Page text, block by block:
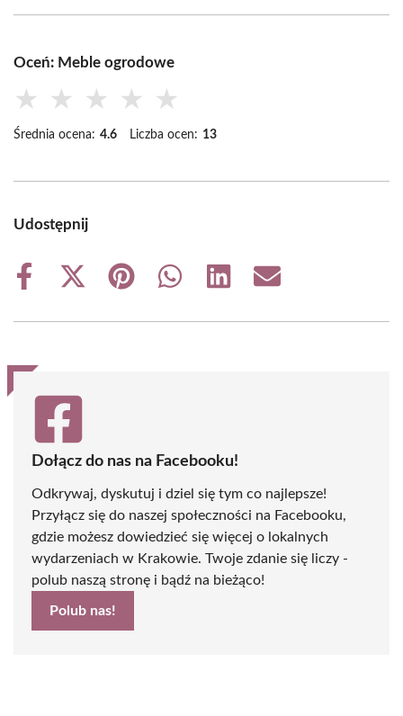
Oceń: Meble ogrodowe
★ ★ ★ ★ ★
Średnia ocena: 4.6 Liczba ocen: 13
Udostępnij
Share
Share
(Twitter)
Share
Share
Share
Share
Dołącz do nas na Facebooku!
Odkrywaj, dyskutuj i dziel się tym co najlepsze!
Przyłącz się do naszej społeczności na Facebooku,
gdzie możesz dowiedzieć się więcej o lokalnych
wydarzeniach w Krakowie. Twoje zdanie się liczy -
polub naszą stronę i bądź na bieżąco!
Polub nas!